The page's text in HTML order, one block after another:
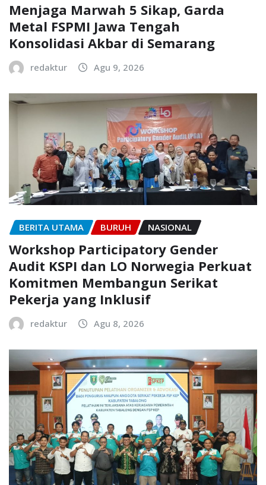
Menjaga Marwah 5 Sikap, Garda
Metal FSPMI Jawa Tengah
Konsolidasi Akbar di Semarang
redaktur Agu 9, 2026
BERITA UTAMA BURUH NASIONAL
Workshop Participatory Gender
Audit KSPI dan LO Norwegia Perkuat
Komitmen Membangun Serikat
Pekerja yang Inklusif
redaktur Agu 8, 2026